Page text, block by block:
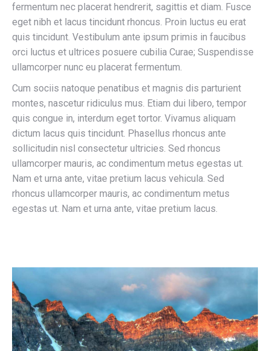
fermentum nec placerat hendrerit, sagittis et diam. Fusce
eget nibh et lacus tincidunt rhoncus. Proin luctus eu erat
quis tincidunt. Vestibulum ante ipsum primis in faucibus
orci luctus et ultrices posuere cubilia Curae; Suspendisse
ullamcorper nunc eu placerat fermentum.
Cum sociis natoque penatibus et magnis dis parturient
montes, nascetur ridiculus mus. Etiam dui libero, tempor
quis congue in, interdum eget tortor. Vivamus aliquam
dictum lacus quis tincidunt. Phasellus rhoncus ante
sollicitudin nisl consectetur ultricies. Sed rhoncus
ullamcorper mauris, ac condimentum metus egestas ut.
Nam et urna ante, vitae pretium lacus vehicula. Sed
rhoncus ullamcorper mauris, ac condimentum metus
egestas ut. Nam et urna ante, vitae pretium lacus.